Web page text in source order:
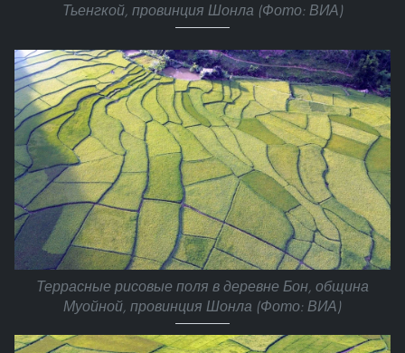
Тьенгкой, провинция Шонла (Фото: ВИА)
Террасные рисовые поля в деревне Бон, община
Муойной, провинция Шонла (Фото: ВИА)